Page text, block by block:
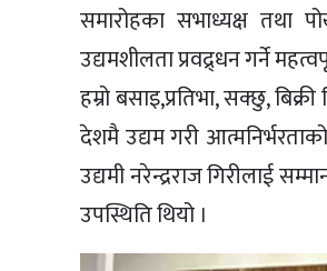
समारोहका सभाध्यक्ष तथा
उद्यमशीलता प्रवद्र्धन गर्ने
हम्रो बसाइ,प्रतिभा, सक्छु,
देशमै उद्यम गरी
उद्यमी नरेन्द्रराज गिरीलाई
उपस्थिति थियो ।